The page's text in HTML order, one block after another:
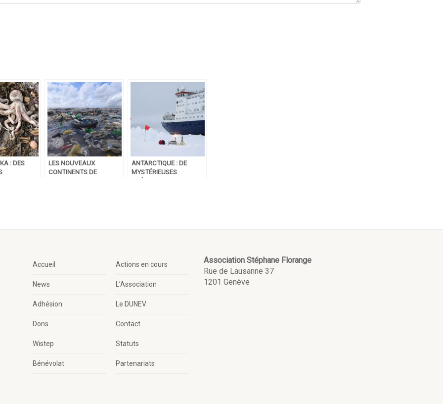
: DES
LES NOUVEAUX
CONTINENTS DE
ANTARCTIQUE : DE
MYSTÉRIEUSES
Accueil Actions en cours
News L’Association
Adhésion Le DUNEV
Dons Contact
Wistep Statuts
Bénévolat Partenariats
Association Stéphane Florange
Rue de Lausanne 37
1201 Genève